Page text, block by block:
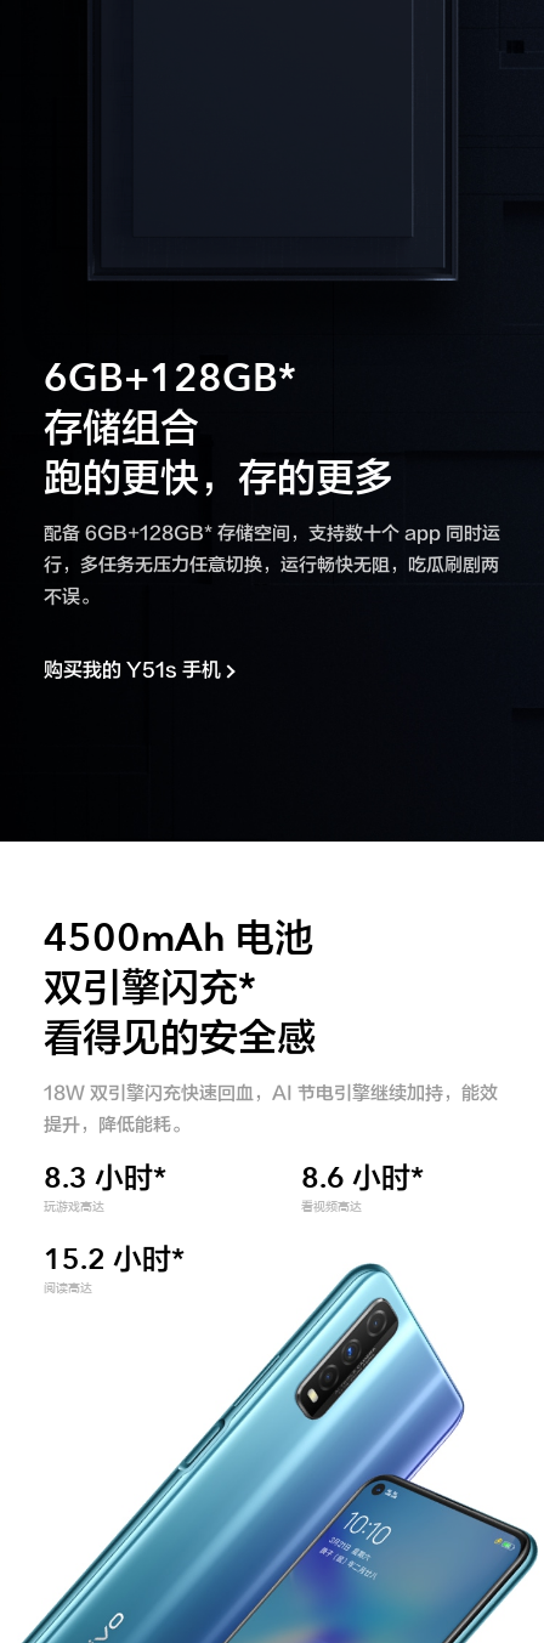
6GB+128GB*
存储组合
跑的更快，存的更多
配备 6GB+128GB* 存储空间，支持数十个 app 同时运
行，多任务无压力任意切换，运行畅快无阻，吃瓜刷剧两
不误。
购买我的 Y51s 手机
4500mAh 电池
双引擎闪充*
看得见的安全感
18W 双引擎闪充快速回血，AI 节电引擎继续加持，能效
提升，降低能耗。
8.3 小时*
玩游戏高达
8.6 小时*
看视频高达
15.2 小时*
阅读高达